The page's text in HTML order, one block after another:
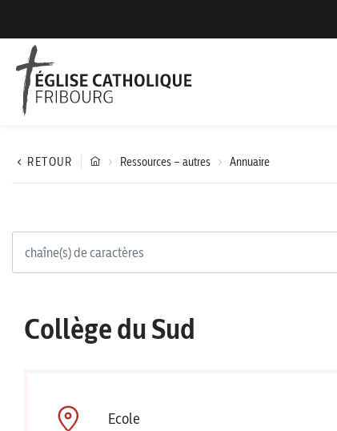
RETOUR Ressources – autres Annuaire
Collège du Sud
Ecole